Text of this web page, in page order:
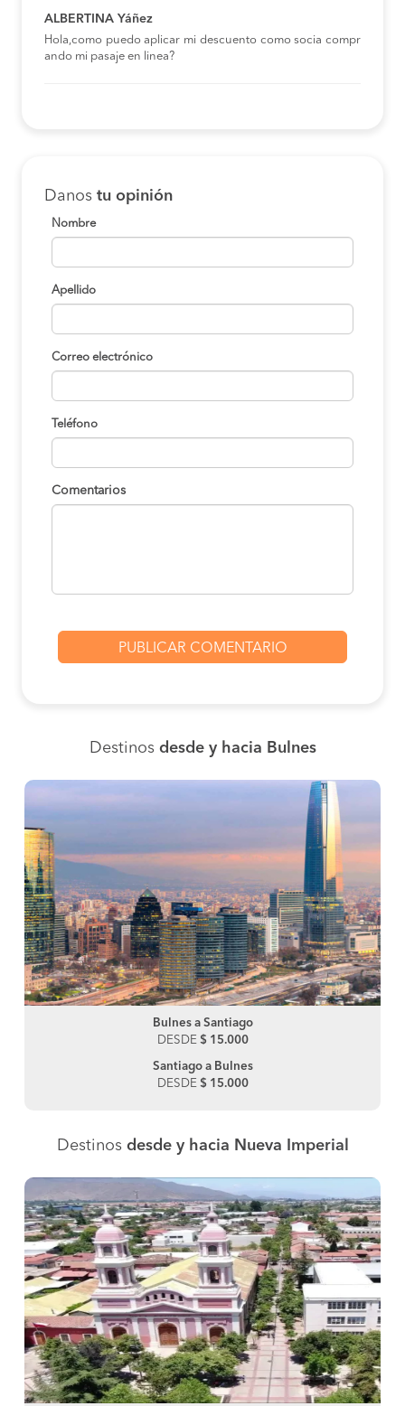
ALBERTINA Yáñez
Hola,como puedo aplicar mi descuento como socia compr
ando mi pasaje en linea?
Danos tu opinión
Nombre
Apellido
Correo electrónico
Teléfono
Comentarios
Destinos desde y hacia Bulnes
Bulnes a Santiago
DESDE $ 15.000
Santiago a Bulnes
DESDE $ 15.000
Destinos desde y hacia Nueva Imperial